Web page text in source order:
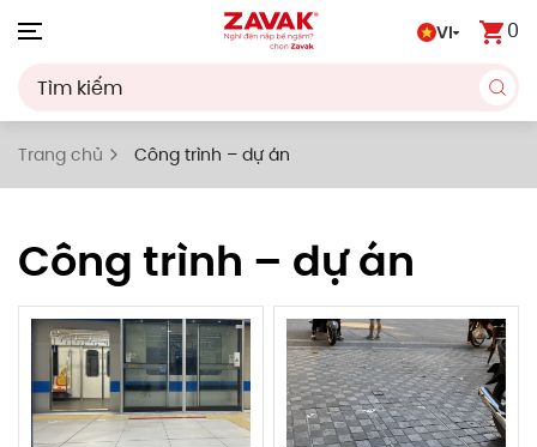
VI 0
Trang chủ Công trình – dự án
Công trình – dự án